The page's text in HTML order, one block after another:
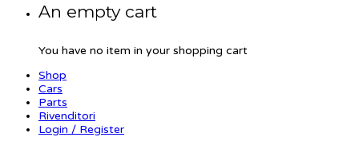
An empty cart
You have no item in your shopping cart
Shop
Cars
Parts
Rivenditori
Login / Register